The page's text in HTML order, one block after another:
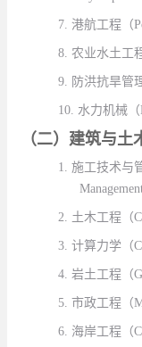
7.港航工程（
8. 农业水土工
9. 防洪抗旱管
10. 水力机械（
（二）建筑与土
1.施工技术与
2. 土木工程（
3.计算力学（
4.岩土工程（
5.市政工程（
6. 海岸工程（